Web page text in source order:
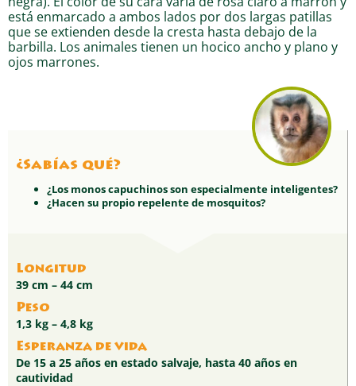
está enmarcado a ambos lados por dos largas patillas
que se extienden desde la cresta hasta debajo de la
barbilla. Los animales tienen un hocico ancho y plano y
ojos marrones.
¿Sabías qué?
¿Los monos capuchinos son especialmente inteligentes?
¿Hacen su propio repelente de mosquitos?
Longitud
39 cm – 44 cm
Peso
1,3 kg – 4,8 kg
Esperanza de vida
De 15 a 25 años en estado salvaje, hasta 40 años en
cautividad